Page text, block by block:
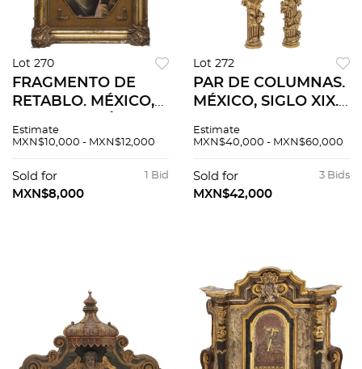
Lot 270
FRAGMENTO DE
RETABLO. MÉXICO,
sobre tabla. 41.5 x 28
Estimate
MXN$10,000 - MXN$12,000
1 Bid
Sold for
MXN$8,000
Lot 272
PAR DE COLUMNAS.
MÉXICO, SIGLO XIX.
policromada y
columnas corintias
Decoradas con
Estimate
MXN$40,000 - MXN$60,000
3 Bids
Sold for
MXN$42,000